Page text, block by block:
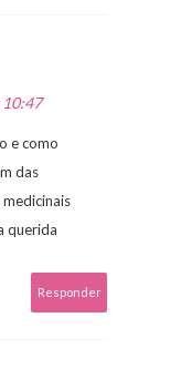
10:47
e como
das
querida
Responder